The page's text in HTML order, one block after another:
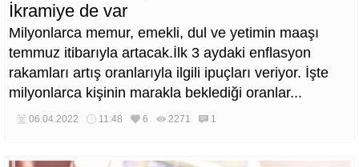
İkramiye de var
Milyonlarca memur, emekli, dul ve yetimin maaşı
temmuz itibarıyla artacak.İlk 3 aydaki enflasyon
rakamları artış oranlarıyla ilgili ipuçları veriyor. İşte
milyonlarca kişinin marakla beklediği oranlar...
06.04.2022 11:48 6 2271 1